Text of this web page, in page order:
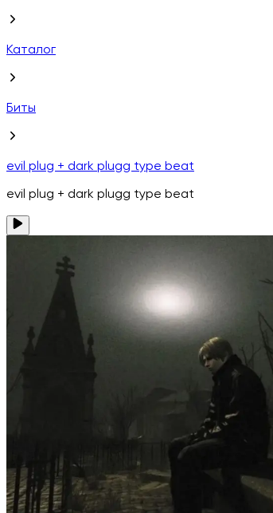
Каталог
Биты
evil plug + dark plugg type beat
evil plug + dark plugg type beat